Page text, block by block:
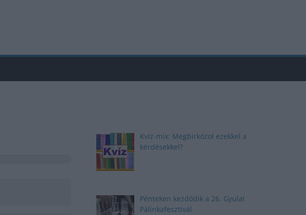
Kvíz-mix: Megbirkózol ezekkel a
kérdésekkel?
Pénteken kezdődik a 26. Gyulai
Pálinkafesztivál